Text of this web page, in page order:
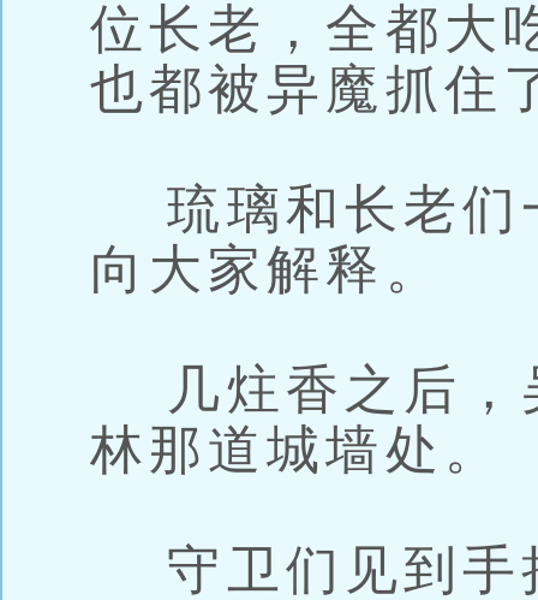
位长老，全都大
也都被异魔抓住
琉璃和长老们
向大家解释。
几炷香之后，
林那道城墙处。
守卫们见到手